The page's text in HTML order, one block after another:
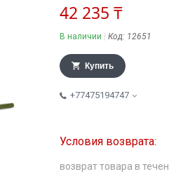
42 235 ₸
В наличии Код: 12651
Купить
+77475194747
возврат товара в